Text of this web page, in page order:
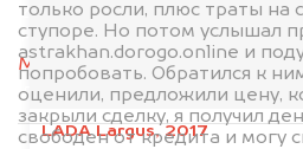
LADA Largus, 2017
только росли, плюс траты на
ступоре. Но потом услышал
astrakhan.dorogo.online и
попробовать. Обратился к
оценили, предложили цену,
закрыли сделку, я получил
свободен от кредита и могу
2. Отправьте фотографии
+79584983298 по
MAX или на электронную
info@dorogo.online